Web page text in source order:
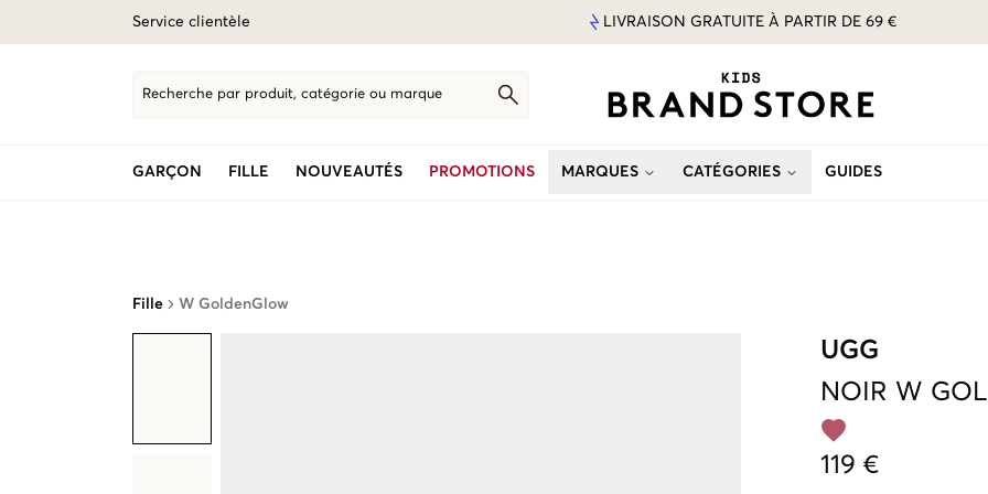
Service clientèle LIVRAISON GRATUITE À PARTIR DE 69 €
Recherche par produit, catégorie ou marque
GARÇON FILLE NOUVEAUTÉS PROMOTIONS MARQUES CATÉGORIES GUIDES
Fille W GoldenGlow
UGG
NOIR W
119 €